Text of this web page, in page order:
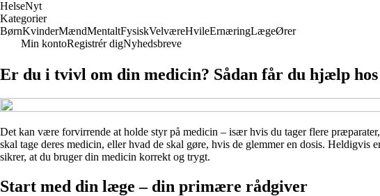
HelseNyt
Kategorier
BørnKvinderMændMentaltFysiskVelværeHvileErnæringLægeØrer
Min kontoRegistrér digNyhedsbreve
Er du i tvivl om din medicin? Sådan får du hjælp
Det kan være forvirrende at holde styr på medicin – især hvis du tager flere
skal tage deres medicin, eller hvad de skal gøre, hvis de glemmer en dosis.
sikrer, at du bruger din medicin korrekt og trygt.
Start med din læge – din primære rådgiver